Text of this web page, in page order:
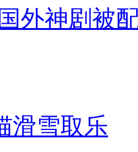
外神剧被
滑雪取乐